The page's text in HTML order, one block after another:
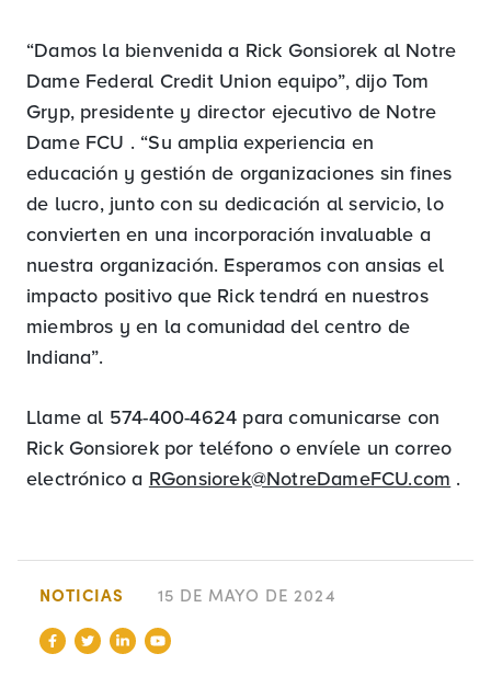
“Damos la bienvenida a Rick Gonsiorek al Notre
Dame Federal Credit Union equipo”, dijo Tom
Gryp, presidente y director ejecutivo de Notre
Dame FCU . “Su amplia experiencia en
educación y gestión de organizaciones sin fines
de lucro, junto con su dedicación al servicio, lo
convierten en una incorporación invaluable a
nuestra organización. Esperamos con ansias el
impacto positivo que Rick tendrá en nuestros
miembros y en la comunidad del centro de
Indiana”.
Llame al 574-400-4624 para comunicarse con
Rick Gonsiorek por teléfono o envíele un correo
electrónico aRGonsiorek@NotreDameFCU.com.
NOTICIAS 15 DE MAYO DE 2024